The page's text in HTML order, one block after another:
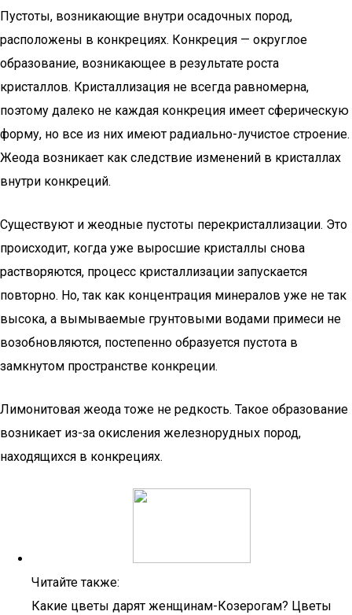
Пустоты, возникающие внутри осадочных пород,
расположены в конкрециях. Конкреция — округлое
образование, возникающее в результате роста
кристаллов. Кристаллизация не всегда равномерна,
поэтому далеко не каждая конкреция имеет сферическую
форму, но все из них имеют радиально-лучистое строение.
Жеода возникает как следствие изменений в кристаллах
внутри конкреций.
Существуют и жеодные пустоты перекристаллизации. Это
происходит, когда уже выросшие кристаллы снова
растворяются, процесс кристаллизации запускается
повторно. Но, так как концентрация минералов уже не так
высока, а вымываемые грунтовыми водами примеси не
возобновляются, постепенно образуется пустота в
замкнутом пространстве конкреции.
Лимонитовая жеода тоже не редкость. Такое образование
возникает из-за окисления железнорудных пород,
находящихся в конкрециях.
Читайте также:
Какие цветы дарят женщинам-Козерогам? Цветы